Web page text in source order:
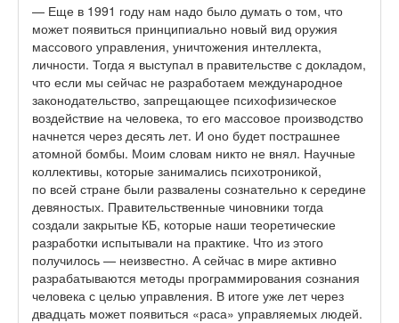
— Еще в 1991 году нам надо было думать о том, что
может появиться принципиально новый вид оружия
массового управления, уничтожения интеллекта,
личности. Тогда я выступал в правительстве с докладом,
что если мы сейчас не разработаем международное
законодательство, запрещающее психофизическое
воздействие на человека, то его массовое производство
начнется через десять лет. И оно будет пострашнее
атомной бомбы. Моим словам никто не внял. Научные
коллективы, которые занимались психотроникой,
по всей стране были развалены сознательно к середине
девяностых. Правительственные чиновники тогда
создали закрытые КБ, которые наши теоретические
разработки испытывали на практике. Что из этого
получилось — неизвестно. А сейчас в мире активно
разрабатываются методы программирования сознания
человека с целью управления. В итоге уже лет через
двадцать может появиться «раса» управляемых людей.